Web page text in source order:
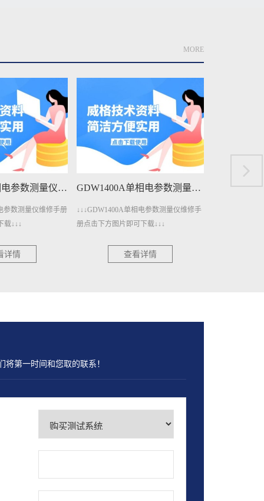
MORE
GDW1400A单相电参数测量仪维修手册下载
单相电参数测量仪维修手
图片即可下载↓↓↓
查看详情
GDW1400单相电参数测量仪维修手册下载
↓↓↓GDW1400单相电参数测量仪维修手册
点击下方图片即可下载↓↓↓
查看详情
将第一时间和您取的联系！